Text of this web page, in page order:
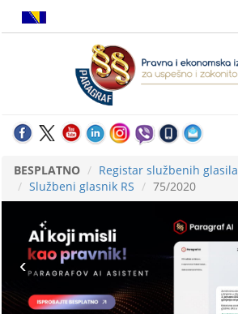
BESPLATNO
Registar službenih glasila
Službeni glasnik RS
75/2020